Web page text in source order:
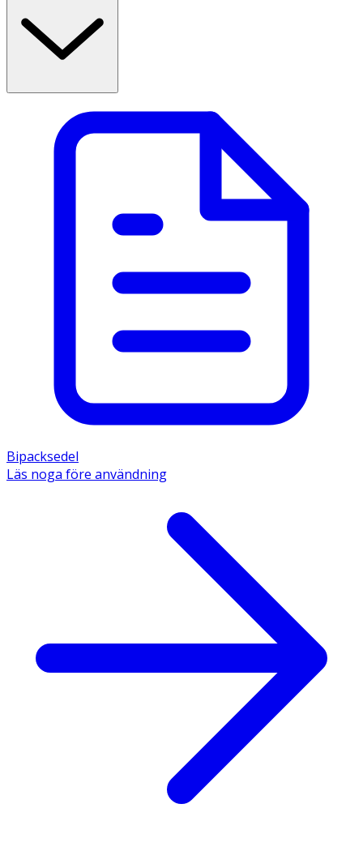
Bipacksedel
Läs noga före användning